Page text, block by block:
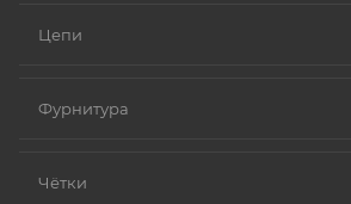
Цепи
Фурнитура
Чётки